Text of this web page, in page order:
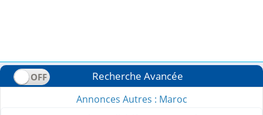
Recherche Avancée
Annonces Autres : Maroc